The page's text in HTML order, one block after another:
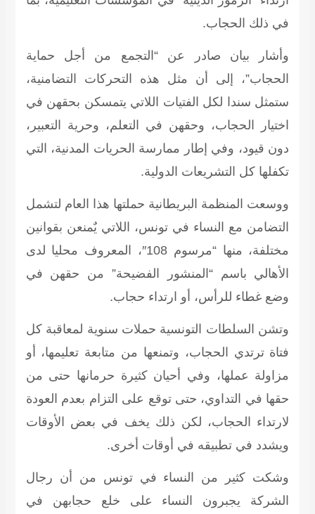
في ذلك الحجاب.
وأشار بيان صادر عن “التجمع من أجل حماية
الحجاب”، إلى أن مثل هذه التحركات التضامنية،
ستمثل سندا لكل الفتيات اللاتي يتمسكن بحقهن في
اختيار الحجاب، وحقهن في التعلم، وحرية التعبير،
دون قيود، وفي إطار ممارسة الحريات المدنية، التي
تكفلها كل التشريعات الدولية.
ووسعت المنظمة البريطانية حملتها هذا العام لتشمل
التضامن مع النساء في تونس، اللاتي يٌمنعن بقوانين
مختلفة، منها “مرسوم 108″، المعروف محليا لدى
الأهالي باسم “المنشور الفضيحة” من حقهن في
وضع غطاء للرأس، أو ارتداء حجاب.
وتشن السلطات التونسية حملات سنوية لمعاقبة كل
فتاة ترتدي الحجاب، وتمنعها من متابعة تعليمها، أو
مزاولة عملها، وفي أحيان كثيرة حرمانها حتى من
حقها في التداوي، حتى توقع على التزام بعدم العودة
لارتداء الحجاب، لكن ذلك يخف في بعض الأوقات
ويشدد في تطبيقه في أوقات أخرى.
وشكت كثير من النساء في تونس من أن رجال
الشركة يجبرون النساء على خلع حجابهن في